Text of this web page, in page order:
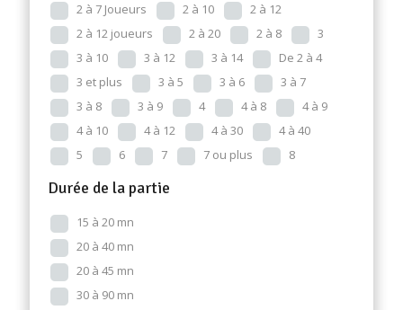
2 à 7 Joueurs
2 à 10
2 à 12
2 à 12 joueurs
2 à 20 2 à 8
3
3 à 10
3 à 12 3 à 14
De 2 à 4
3 et plus
3 à 5 3 à 6
3 à 7
3 à 8
3 à 9 4 4 à 8
4 à 9
4 à 10
4 à 12 4 à 30
4 à 40
5
6 7 7 ou plus 8
Durée de la partie
15 à 20 mn
20 à 40 mn
20 à 45 mn
30 à 90 mn